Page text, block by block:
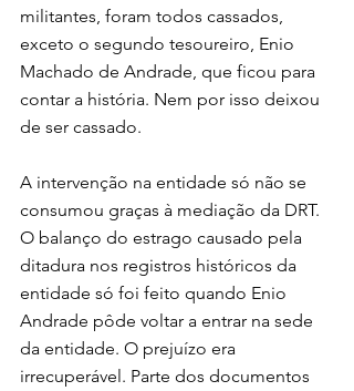
militantes, foram todos cassados,
exceto o segundo tesoureiro, Enio
Machado de Andrade, que ficou para
contar a história. Nem por isso deixou
de ser cassado.
A intervenção na entidade só não se
consumou graças à mediação da DRT.
O balanço do estrago causado pela
ditadura nos registros históricos da
entidade só foi feito quando Enio
Andrade pôde voltar a entrar na sede
da entidade. O prejuízo era
irrecuperável. Parte dos documentos